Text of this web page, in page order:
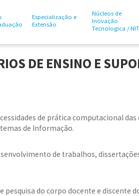
Especialização e
Extensão
Núcleos de
Inovação
Tecnologica / NIT
DE ENSINO E
de prática computacional das
de Informação.
de trabalhos,
do corpo docente e discente